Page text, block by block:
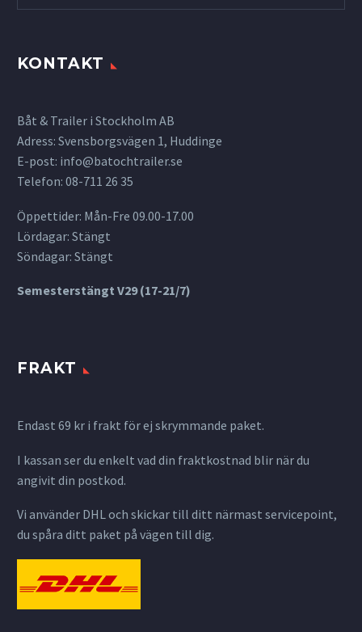
KONTAKT
Båt & Trailer i Stockholm AB
Adress: Svensborgsvägen 1, Huddinge
E-post: info@batochtrailer.se
Telefon: 08-711 26 35
Öppettider: Mån-Fre 09.00-17.00
Lördagar: Stängt
Söndagar: Stängt
Semesterstängt V29 (17-21/7)
FRAKT
Endast 69 kr i frakt för ej skrymmande paket.
I kassan ser du enkelt vad din fraktkostnad blir när du
angivit din postkod.
Vi använder DHL och skickar till ditt närmast servicepoint,
du spåra ditt paket på vägen till dig.